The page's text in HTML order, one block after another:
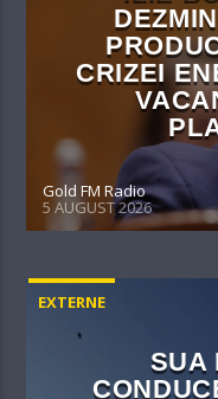
CRIZEI
Gold FM Radio
5 AUGUST 2026
EXTERNE
SUA